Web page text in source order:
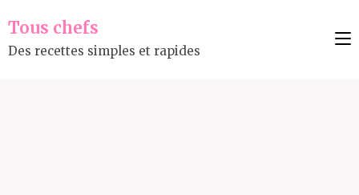
Tous chefs
Des recettes simples et rapides